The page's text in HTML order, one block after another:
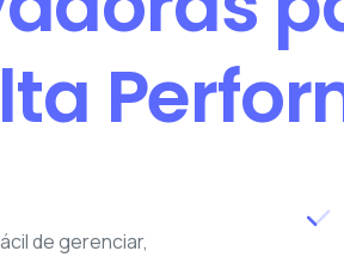
de gerenciar,